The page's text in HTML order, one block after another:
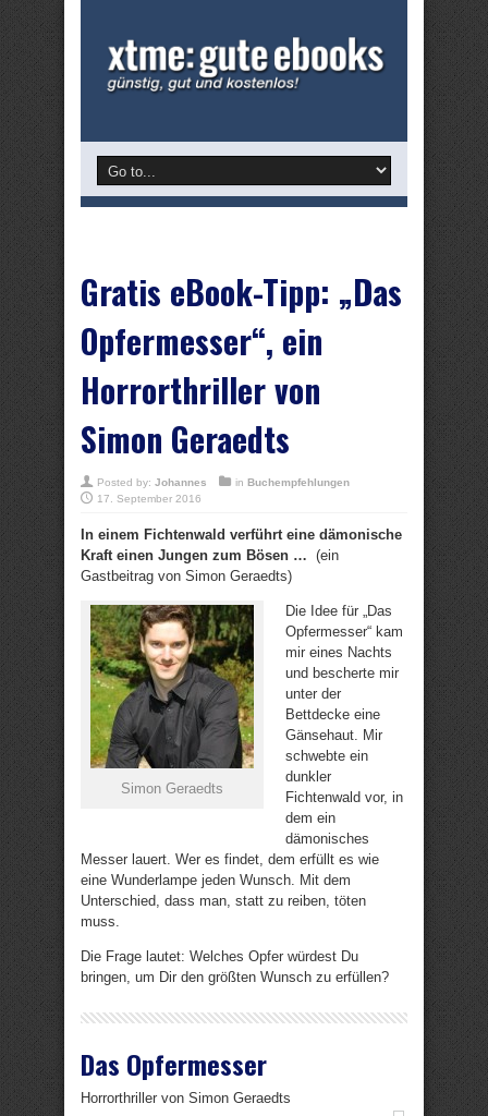
Gratis eBook-Tipp: „Das
Opfermesser“, ein
Horrorthriller von
Simon Geraedts
Posted by: Johannes in Buchempfehlungen
17. September 2016
In einem Fichtenwald verführt eine dämonische
Kraft einen Jungen zum Bösen … (ein
Gastbeitrag von Simon Geraedts)
Simon Geraedts
Die Idee für „Das
Opfermesser“ kam
mir eines Nachts
und bescherte mir
unter der
Bettdecke eine
Gänsehaut. Mir
schwebte ein
dunkler
Fichtenwald vor, in
dem ein
dämonisches
Messer lauert. Wer es findet, dem erfüllt es wie
eine Wunderlampe jeden Wunsch. Mit dem
Unterschied, dass man, statt zu reiben, töten
muss.
Die Frage lautet: Welches Opfer würdest Du
bringen, um Dir den größten Wunsch zu erfüllen?
Das Opfermesser
Horrorthriller von Simon Geraedts